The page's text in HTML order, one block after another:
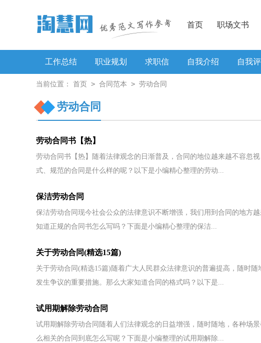
首页 职场文书
工作总结 职业规划 求职信 自我介绍 自我
工作方案
当前位置： 首页 > 合同范本 > 劳动合同
劳动合同
劳动合同书【热】
劳动合同书【热】随着法律观念的日渐普及，合同的地位越来越不容忽
式、规范的合同是什么样的呢？以下是小编精心整理的劳动...
保洁劳动合同
保洁劳动合同现今社会公众的法律意识不断增强，我们用到合同的地方
知道正规的合同书怎么写吗？下面是小编精心整理的保洁...
关于劳动合同(精选15篇)
关于劳动合同(精选15篇)随着广大人民群众法律意识的普遍提高，随时
发生争议的重要措施。那么大家知道合同的格式吗？以下是...
试用期解除劳动合同
试用期解除劳动合同随着人们法律观念的日益增强，随时随地，各种场
么相关的合同到底怎么写呢？下面是小编整理的试用期解除...